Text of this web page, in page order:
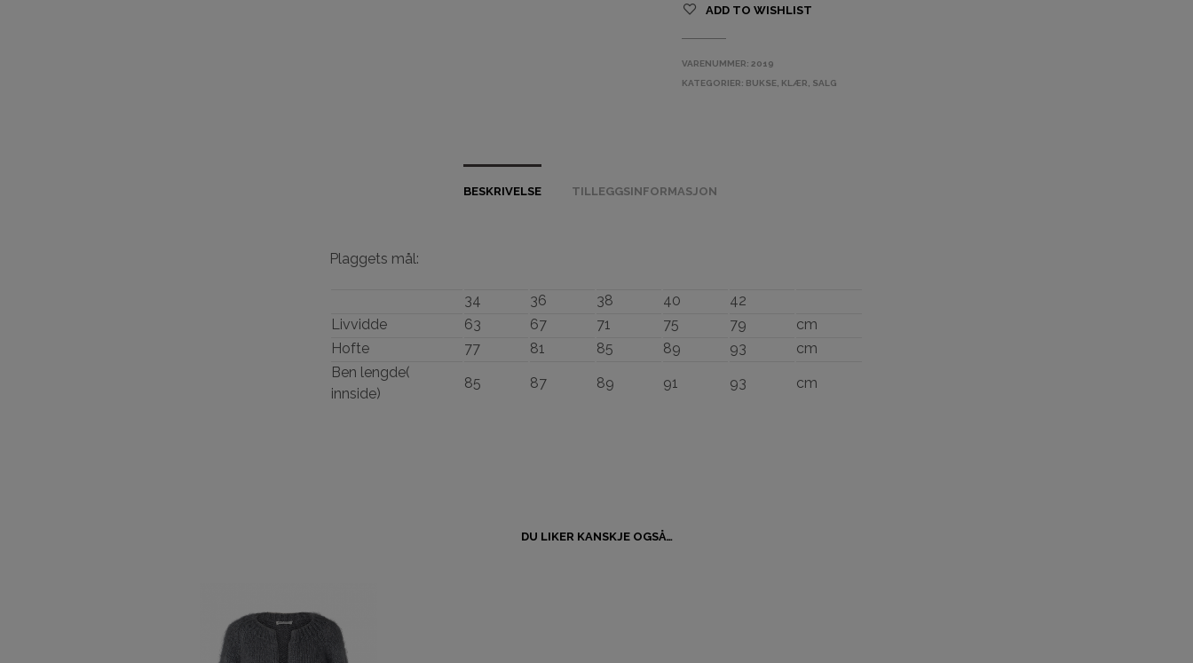
ADD TO WISHLIST
VARENUMMER: 2019
KATEGORIER: BUKSE KLÆR SALG
BESKRIVELSE TILLEGGSINFORMASJON
Plaggets mål:
34 36 38 40
42
Livvidde
63 67 71 75 79
cm
Hofte
77 81 85 89 93
cm
Ben lengde(
innside)
85 87 89 91 93 cm
DU LIKER KANSKJE OGSÅ…